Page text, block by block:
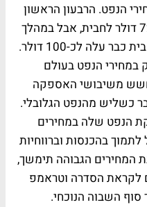
הנפט. הרבעון הראשון
נסגר במחיר מכירה ממוצע של 72 דולר לחבית, אבל במהלך
הרבעון השני המחיר הממוצע לחבית כבר עלה לכ-100 דולר.
במחירי הנפט בעולם
משיבושי האספקה
כשליש מהנפט הגלובלי.
הנפט שלה במחירים
בהכנסות וברווחיות
המחירים הגבוהה תימשך,
לקראת הסדרה וטראמפ
השבוה הנוכחי.